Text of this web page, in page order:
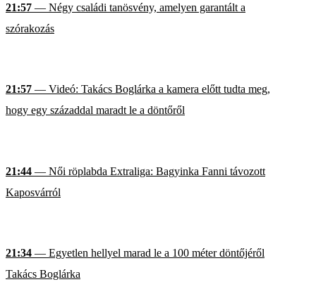
21:57 — Négy családi tanösvény, amelyen garantált a
szórakozás
21:57 — Videó: Takács Boglárka a kamera előtt tudta meg,
hogy egy századdal maradt le a döntőről
21:44 — Női röplabda Extraliga: Bagyinka Fanni távozott
Kaposvárról
21:34 — Egyetlen hellyel marad le a 100 méter döntőjéről
Takács Boglárka